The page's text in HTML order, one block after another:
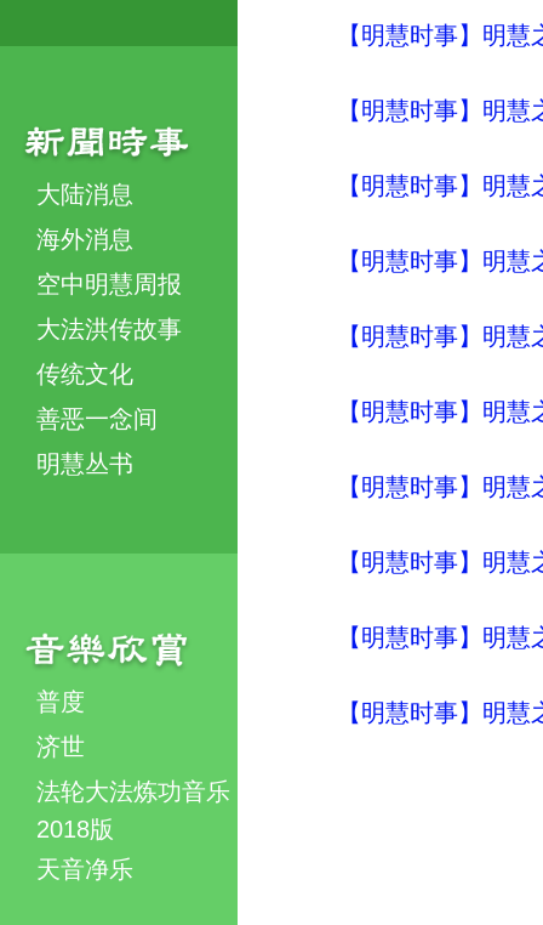
大陆消息
海外消息
空中明慧周报
大法洪传故事
传统文化
善恶一念间
明慧丛书
普度
济世
法轮大法炼功音乐
2018版
天音净乐
【明慧时事】明
【明慧时事】明
【明慧时事】明
【明慧时事】明
【明慧时事】明
【明慧时事】明
【明慧时事】明
【明慧时事】明
【明慧时事】明
【明慧时事】明